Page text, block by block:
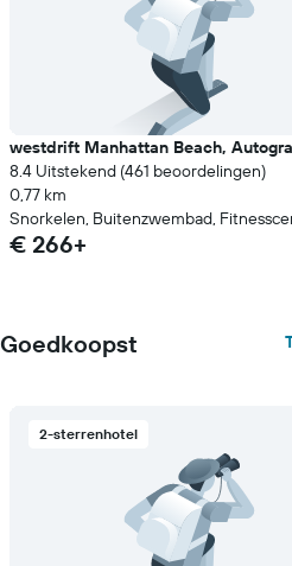
westdrift Manhattan Beach,
8.4 Uitstekend (461 beoordelingen)
0,77 km
Snorkelen, Buitenzwembad,
€ 266+
Goedkoopst
2-sterrenhotel